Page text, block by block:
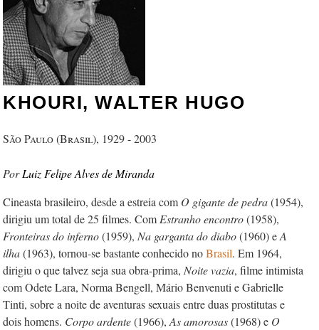
KHOURI, WALTER HUGO
São Paulo (Brasil), 1929 - 2003
Luiz Felipe Alves de Miranda
Cineasta brasileiro, desde a estreia com O gigante de pedra(1954),
dirigiu um total de 25 filmes. Com Estranho encontro(1958),
Fronteiras do inferno(1959), Na garganta do diabo(1960) eA
ilha(1963), tornou-se bastante conhecido noBrasil. Em 1964,
dirigiu o que talvez seja sua obra-prima, Noite vazia, filme intimista
com Odete Lara, Norma Bengell, Mário Benvenuti e Gabrielle
Tinti, sobre a noite de aventuras sexuais entre duas prostitutas e
dois homens. Corpo ardente(1966), As amorosas(1968) e O